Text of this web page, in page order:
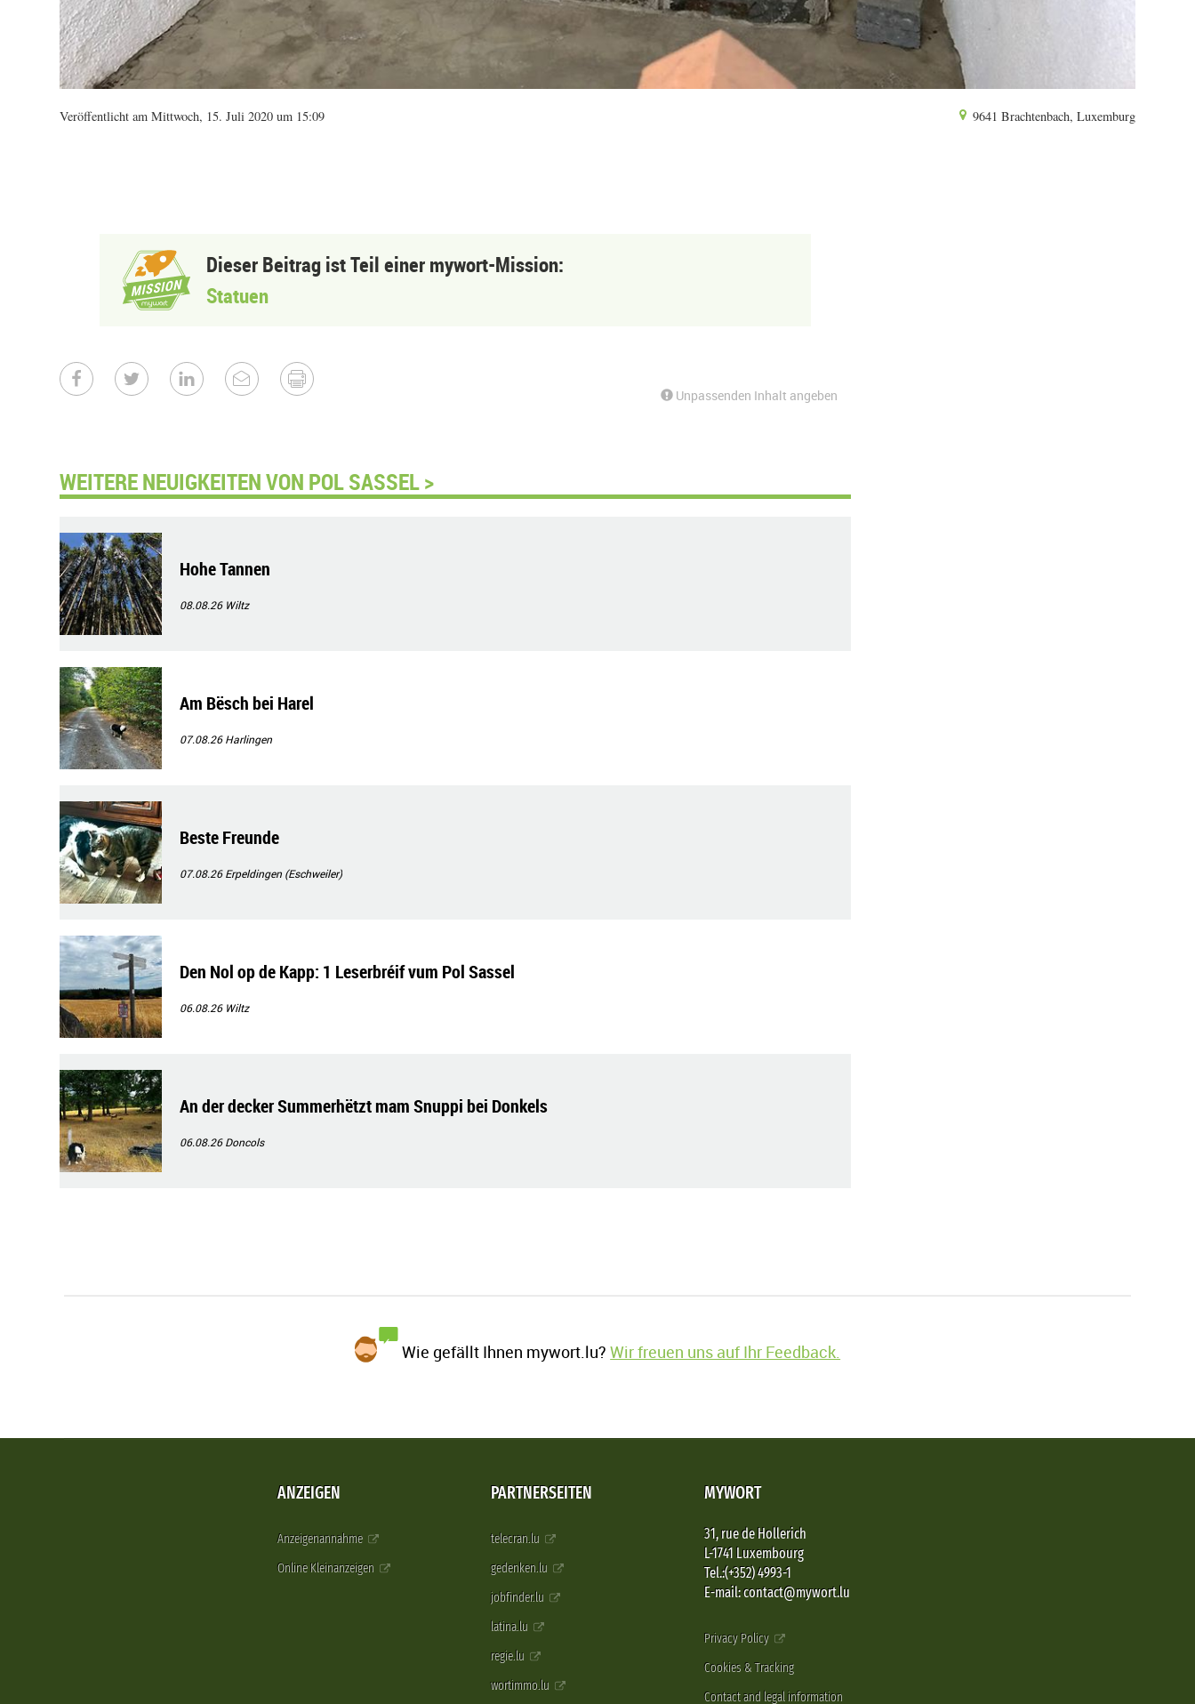
Veröffentlicht am Mittwoch, 15. Juli 2020 um 15:09 9641 Brachtenbach, Luxemburg
Dieser Beitrag ist Teil einer mywort-Mission:
Statuen
Unpassenden Inhalt angeben
WEITERE NEUIGKEITEN VON POL SASSEL >
Hohe Tannen
08.08.26 Wiltz
Am Bësch bei Harel
07.08.26Harlingen
Beste Freunde
07.08.26Erpeldingen (Eschweiler)
Den Nol op de Kapp: 1 Leserbréif vum Pol Sassel
06.08.26 Wiltz
An der decker Summerhëtzt mam Snuppi bei Donkels
06.08.26Doncols
Wie gefällt Ihnen mywort.lu?Wir freuen uns auf Ihr Feedback.
ANZEIGEN
Anzeigenannahme
Online Kleinanzeigen
PARTNERSEITEN
telecran.lu
gedenken.lu
jobfinder.lu
latina.lu
regie.lu
wortimmo.lu
MYWORT
31, rue de Hollerich
L-1741 Luxembourg
Tel.:(+352) 4993-1
E-mail: contact@mywort.lu
Privacy Policy
Cookies & Tracking
Contact and legal information